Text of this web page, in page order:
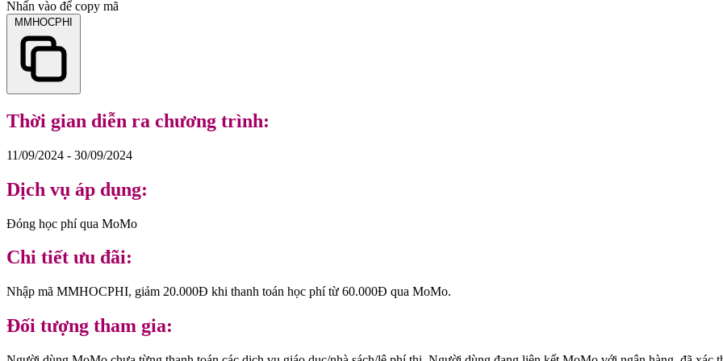
Nhấn vào để copy mã
MMHOCPHI
Thời gian diễn ra chương trình:
11/09/2024 - 30/09/2024
Dịch vụ áp dụng:
Đóng học phí qua MoMo
Chi tiết ưu đãi:
Nhập mã MMHOCPHI, giảm 20.000Đ khi thanh toán học phí từ 60.000Đ qua MoMo.
Đối tượng tham gia: